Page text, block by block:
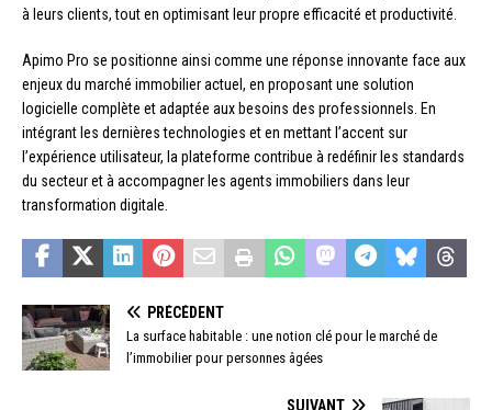
à leurs clients, tout en optimisant leur propre efficacité et productivité.
Apimo Pro se positionne ainsi comme une réponse innovante face aux
enjeux du marché immobilier actuel, en proposant une solution
logicielle complète et adaptée aux besoins des professionnels. En
intégrant les dernières technologies et en mettant l’accent sur
l’expérience utilisateur, la plateforme contribue à redéfinir les standards
du secteur et à accompagner les agents immobiliers dans leur
transformation digitale.
PRÉCÉDENT
La surface habitable : une notion clé pour le marché de
l’immobilier pour personnes âgées
SUIVANT